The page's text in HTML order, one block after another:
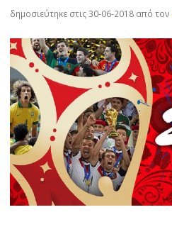
δημοσιεύτηκε στις 30-06-2018 από τον